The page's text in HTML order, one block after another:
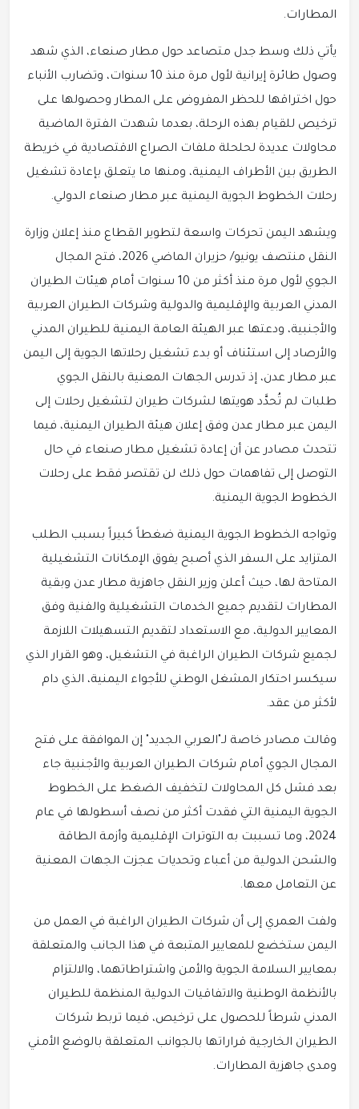
المطارات.
يأتي ذلك وسط جدل متصاعد حول مطار صنعاء، الذي شهد
وصول طائرة إيرانية لأول مرة منذ 10 سنوات، وتضارب الأنباء
حول اختراقها للحظر المفروض على المطار وحصولها على
ترخيص للقيام بهذه الرحلة، بعدما شهدت الفترة الماضية
محاولات عديدة لحلحلة ملفات الصراع الاقتصادية في خريطة
الطريق بين الأطراف اليمنية، ومنها ما يتعلق بإعادة تشغيل
رحلات الخطوط الجوية اليمنية عبر مطار صنعاء الدولي.
ويشهد اليمن تحركات واسعة لتطوير القطاع منذ إعلان وزارة
النقل منتصف يونيو/ حزيران الماضي 2026، فتح المجال
الجوي لأول مرة منذ أكثر من 10 سنوات أمام هيئات الطيران
المدني العربية والإقليمية والدولية وشركات الطيران العربية
والأجنبية، ودعتها عبر الهيئة العامة اليمنية للطيران المدني
والأرصاد إلى استئناف أو بدء تشغيل رحلاتها الجوية إلى اليمن
عبر مطار عدن، إذ تدرس الجهات المعنية بالنقل الجوي
طلبات لم تُحدَّد هويتها لشركات طيران لتشغيل رحلات إلى
اليمن عبر مطار عدن وفق إعلان هيئة الطيران اليمنية، فيما
تتحدث مصادر عن أن إعادة تشغيل مطار صنعاء في حال
التوصل إلى تفاهمات حول ذلك لن تقتصر فقط على رحلات
الخطوط الجوية اليمنية.
وتواجه الخطوط الجوية اليمنية ضغطاً كبيراً بسبب الطلب
المتزايد على السفر الذي أصبح يفوق الإمكانات التشغيلية
المتاحة لها، حيث أعلن وزير النقل جاهزية مطار عدن وبقية
المطارات لتقديم جميع الخدمات التشغيلية والفنية وفق
المعايير الدولية، مع الاستعداد لتقديم التسهيلات اللازمة
لجميع شركات الطيران الراغبة في التشغيل، وهو القرار الذي
سيكسر احتكار المشغل الوطني للأجواء اليمنية، الذي دام
لأكثر من عقد.
وقالت مصادر خاصة لـ"العربي الجديد" إن الموافقة على فتح
المجال الجوي أمام شركات الطيران العربية والأجنبية جاء
بعد فشل كل المحاولات لتخفيف الضغط على الخطوط
الجوية اليمنية التي فقدت أكثر من نصف أسطولها في عام
2024، وما تسببت به التوترات الإقليمية وأزمة الطاقة
والشحن الدولية من أعباء وتحديات عجزت الجهات المعنية
عن التعامل معها.
ولفت العمري إلى أن شركات الطيران الراغبة في العمل من
اليمن ستخضع للمعايير المتبعة في هذا الجانب والمتعلقة
بمعايير السلامة الجوية والأمن واشتراطاتهما، والالتزام
بالأنظمة الوطنية والاتفاقيات الدولية المنظمة للطيران
المدني شرطاً للحصول على ترخيص، فيما تربط شركات
الطيران الخارجية قراراتها بالجوانب المتعلقة بالوضع الأمني
ومدى جاهزية المطارات.